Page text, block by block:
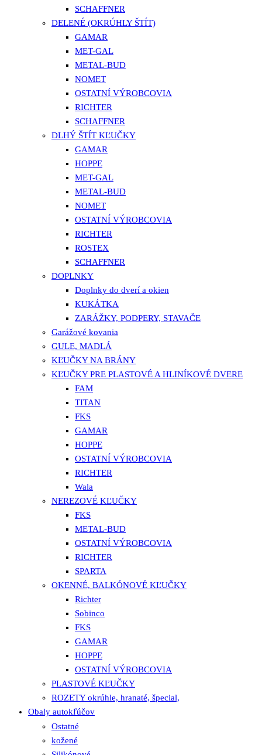
SCHAFFNER
DELENÉ (OKRÚHLY ŠTÍT)
GAMAR
MET-GAL
METAL-BUD
NOMET
OSTATNÍ VÝROBCOVIA
RICHTER
SCHAFFNER
DLHÝ ŠTÍT KĽUČKY
GAMAR
HOPPE
MET-GAL
METAL-BUD
NOMET
OSTATNÍ VÝROBCOVIA
RICHTER
ROSTEX
SCHAFFNER
DOPLNKY
Doplnky do dverí a okien
KUKÁTKA
ZARÁŽKY, PODPERY, STAVAČE
Garážové kovania
GULE, MADLÁ
KĽUČKY NA BRÁNY
KĽUČKY PRE PLASTOVÉ A HLINÍKOVÉ DVERE
FAM
TITAN
FKS
GAMAR
HOPPE
OSTATNÍ VÝROBCOVIA
RICHTER
Wala
NEREZOVÉ KĽUČKY
FKS
METAL-BUD
OSTATNÍ VÝROBCOVIA
RICHTER
SPARTA
OKENNÉ, BALKÓNOVÉ KĽUČKY
Richter
Sobinco
FKS
GAMAR
HOPPE
OSTATNÍ VÝROBCOVIA
PLASTOVÉ KĽUČKY
ROZETY okrúhle, hranaté, špecial,
Obaly autokľúčov
Ostatné
kožené